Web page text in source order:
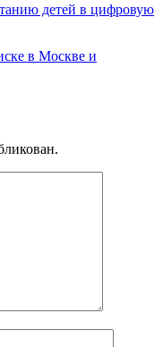
детей в цифровую
в Москве и